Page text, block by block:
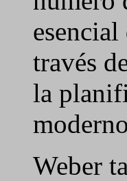
través
la
Weber